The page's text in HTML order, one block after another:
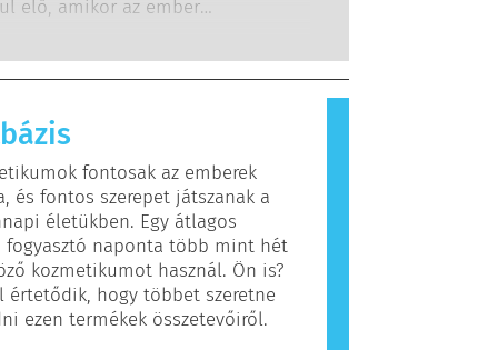
kötelesek elvégezni, lefedik az
kockázatot, beleértve a
elő, amikor az ember
olyan anyagokra reagál,
legtöbb ember számára
Az allergiás reakciót kiváltó
nevezzük. A kozmetikai
termékek olyan összetevőket
okozhatnak. Ez nem jelenti
termék mások számára nem
fontosak az emberek
és fontos szerepet játszanak a
életükben. Egy átlagos
fogyasztó naponta több mint hét
kozmetikumot használ. Ön is?
értetődik, hogy többet szeretne
ezen termékek összetevőiről.